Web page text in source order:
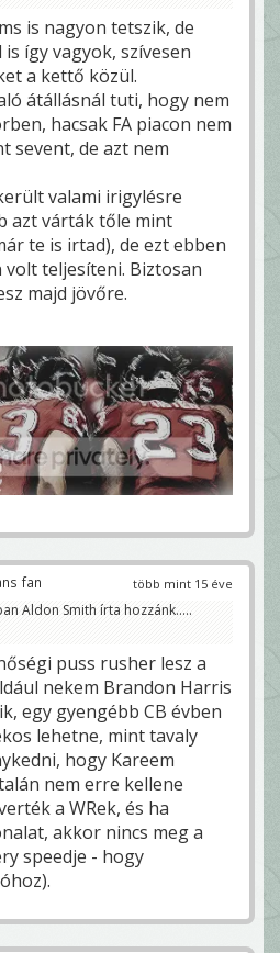
is nagyon tetszik, de
így vagyok, szívesen
a kettő közül.
átállásnál tuti, hogy nem
hacsak FA piacon nem
sevent, de azt nem
valami irigylésre
azt várták tőle mint
te is irtad), de ezt ebben
teljesíteni. Biztosan
majd jövőre.
több mint 15 éve
fan
Aldon Smith írta hozzánk.....
puss rusher lesz a
nekem Brandon Harris
egy gyengébb CB évben
lehetne, mint tavaly
hogy Kareem
nem erre kellene
a WRek, és ha
akkor nincs meg a
speedje - hogy